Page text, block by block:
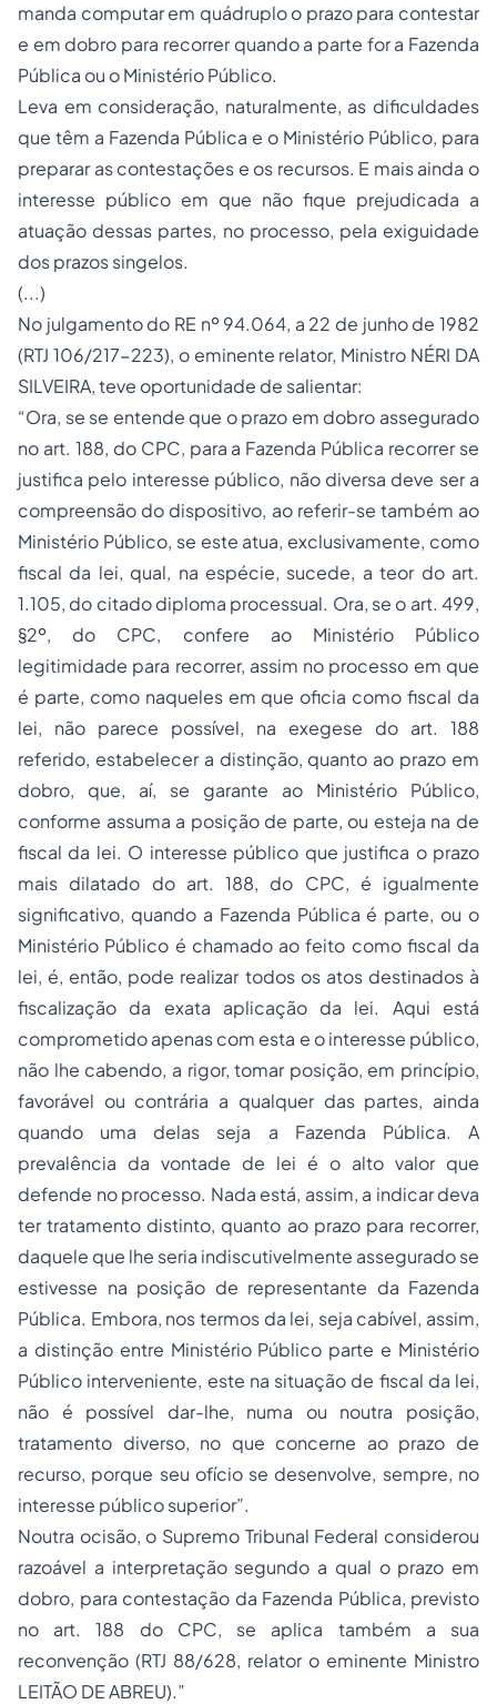
manda computar em quádruplo o prazo para contestar
e em dobro para recorrer quando a parte for a Fazenda
Pública ou o Ministério Público.
Leva em consideração, naturalmente, as dificuldades
que têm a Fazenda Pública e o Ministério Público, para
preparar as contestações e os recursos. E mais ainda o
interesse público em que não fique prejudicada a
atuação dessas partes, no processo, pela exiguidade
dos prazos singelos.
(...)
No julgamento do RE nº 94.064, a 22 de junho de 1982
(RTJ 106/217-223), o eminente relator, Ministro NÉRI DA
SILVEIRA, teve oportunidade de salientar:
“Ora, se se entende que o prazo em dobro assegurado
no art. 188, do CPC, para a Fazenda Pública recorrer se
justifica pelo interesse público, não diversa deve ser a
compreensão do dispositivo, ao referir-se também ao
Ministério Público, se este atua, exclusivamente, como
fiscal da lei, qual, na espécie, sucede, a teor do art.
1.105, do citado diploma processual. Ora, se o art. 499,
§2º, do CPC, confere ao Ministério Público
legitimidade para recorrer, assim no processo em que
é parte, como naqueles em que oficia como fiscal da
lei, não parece possível, na exegese do art. 188
referido, estabelecer a distinção, quanto ao prazo em
dobro, que, aí, se garante ao Ministério Público,
conforme assuma a posição de parte, ou esteja na de
fiscal da lei. O interesse público que justifica o prazo
mais dilatado do art. 188, do CPC, é igualmente
significativo, quando a Fazenda Pública é parte, ou o
Ministério Público é chamado ao feito como fiscal da
lei, é, então, pode realizar todos os atos destinados à
fiscalização da exata aplicação da lei. Aqui está
comprometido apenas com esta e o interesse público,
não lhe cabendo, a rigor, tomar posição, em princípio,
favorável ou contrária a qualquer das partes, ainda
quando uma delas seja a Fazenda Pública. A
prevalência da vontade de lei é o alto valor que
defende no processo. Nada está, assim, a indicar deva
ter tratamento distinto, quanto ao prazo para recorrer,
daquele que lhe seria indiscutivelmente assegurado se
estivesse na posição de representante da Fazenda
Pública. Embora, nos termos da lei, seja cabível, assim,
a distinção entre Ministério Público parte e Ministério
Público interveniente, este na situação de fiscal da lei,
não é possível dar-lhe, numa ou noutra posição,
tratamento diverso, no que concerne ao prazo de
recurso, porque seu ofício se desenvolve, sempre, no
interesse público superior”.
Noutra ocisão, o Supremo Tribunal Federal considerou
razoável a interpretação segundo a qual o prazo em
dobro, para contestação da Fazenda Pública, previsto
no art. 188 do CPC, se aplica também a sua
reconvenção (RTJ 88/628, relator o eminente Ministro
LEITÃO DE ABREU).”